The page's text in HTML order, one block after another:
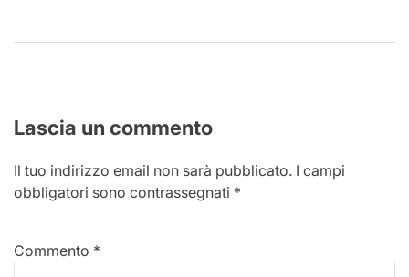
Lascia un commento
Il tuo indirizzo email non sarà pubblicato. I campi
obbligatori sono contrassegnati *
Commento *